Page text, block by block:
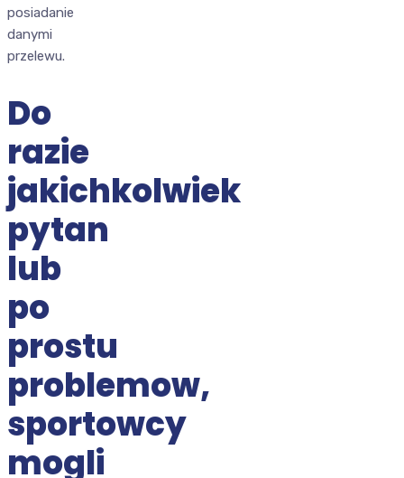
posiadanie
danymi
przelewu.
Do
razie
jakichkolwiek
pytan
lub
po
prostu
problemow,
sportowcy
mogli